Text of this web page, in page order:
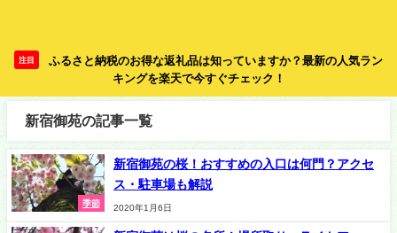
注目
ふるさと納税のお得な返礼品は知っていますか？最新の人気ラン
キングを楽天で今すぐチェック！
新宿御苑の記事一覧
季節
新宿御苑の桜！おすすめの入口は何門？アクセ
ス・駐車場も解説
2020年1月6日